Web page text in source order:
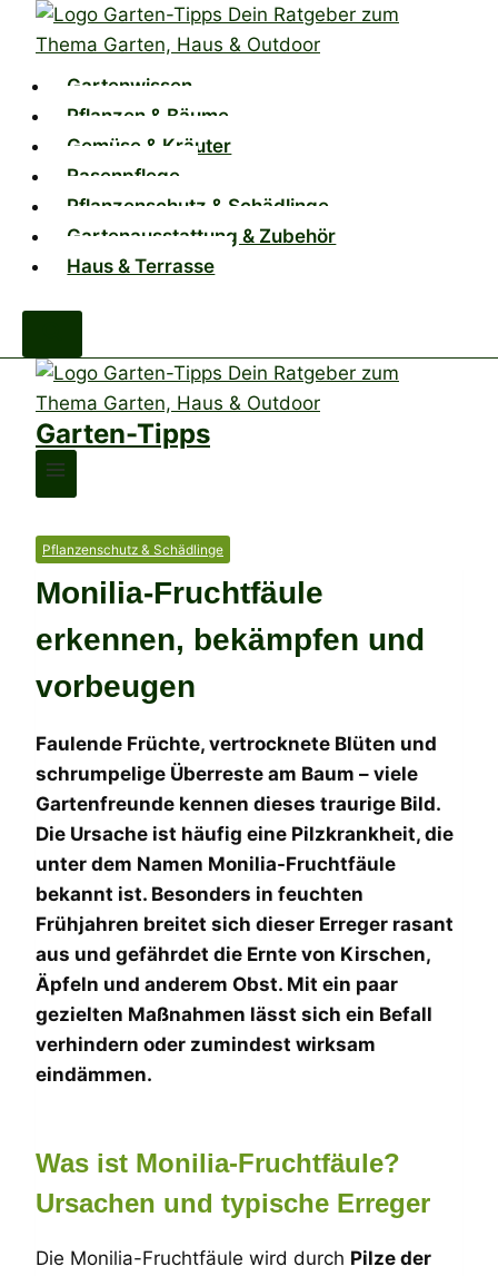
Zum
Inhalt
springen
Gartenwissen
Pflanzen & Bäume
Gemüse & Kräuter
Rasenpflege
Pflanzenschutz & Schädlinge
Gartenausstattung & Zubehör
Haus & Terrasse
Garten-Tipps
Pflanzenschutz & Schädlinge
Monilia-Fruchtfäule
erkennen, bekämpfen und
vorbeugen
Faulende Früchte, vertrocknete Blüten und
schrumpelige Überreste am Baum – viele
Gartenfreunde kennen dieses traurige Bild.
Die Ursache ist häufig eine Pilzkrankheit, die
unter dem Namen Monilia-Fruchtfäule
bekannt ist. Besonders in feuchten
Frühjahren breitet sich dieser Erreger rasant
aus und gefährdet die Ernte von Kirschen,
Äpfeln und anderem Obst. Mit ein paar
gezielten Maßnahmen lässt sich ein Befall
verhindern oder zumindest wirksam
eindämmen.
Was ist Monilia-Fruchtfäule?
Ursachen und typische Erreger
Die Monilia-Fruchtfäule wird durch Pilze der